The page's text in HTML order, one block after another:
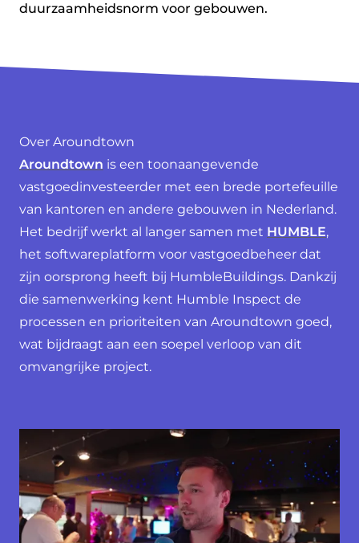
duurzaamheidsnorm voor gebouwen.
Over Aroundtown
Aroundtown is een toonaangevende
vastgoedinvesteerder met een brede portefeuille
van kantoren en andere gebouwen in Nederland.
Het bedrijf werkt al langer samen met HUMBLE,
het softwareplatform voor vastgoedbeheer dat
zijn oorsprong heeft bij HumbleBuildings. Dankzij
die samenwerking kent Humble Inspect de
processen en prioriteiten van Aroundtown goed,
wat bijdraagt aan een soepel verloop van dit
omvangrijke project.